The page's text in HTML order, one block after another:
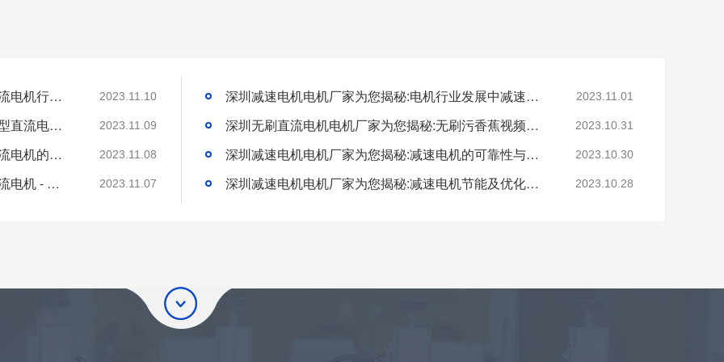
深圳微型直流电机电机厂家为您揭秘:微型直流电机行业中的技术进步与未来趋势 2023.11.10
深圳微型直流电机电机厂家为您揭秘:了解微型直流电机的设计、开发及制造过程 2023.11.09
深圳微型直流电机电机厂家为您揭秘:微型直流电机的技术创新与市场应用 2023.11.08
深圳微型直流电机电机厂家为您揭秘:微型直流电机 - 高效能、低噪音 2023.11.07
深圳减速电机电机厂家为您揭秘:电机行业发展中减速电机的市场前景展望 2023.11.01
深圳无刷直流电机电机厂家为您揭秘:无刷污香蕉视频网站的特点及优势分析 2023.10.31
深圳减速电机电机厂家为您揭秘:减速电机的可靠性与故障分析 2023.10.30
深圳减速电机电机厂家为您揭秘:减速电机节能及优化设计策略 2023.10.28